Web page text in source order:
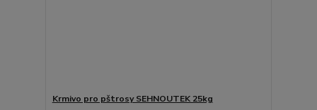
Krmivo pro pštrosy SEHNOUTEK 25kg